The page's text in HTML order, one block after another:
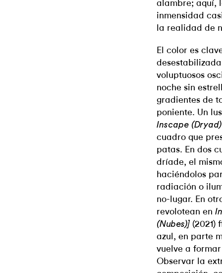
alambre; aquí,
inmensidad
la realidad de
El color es
voluptuosos
noche sin
gradientes de
poniente. Un
Inscape
cuadro que
patas. En dos
dríade, el
haciéndolos
radiación o
no-lugar. En
revolotean en
(Nubes)] (2021)
azul, en parte
vuelve a
Observar la